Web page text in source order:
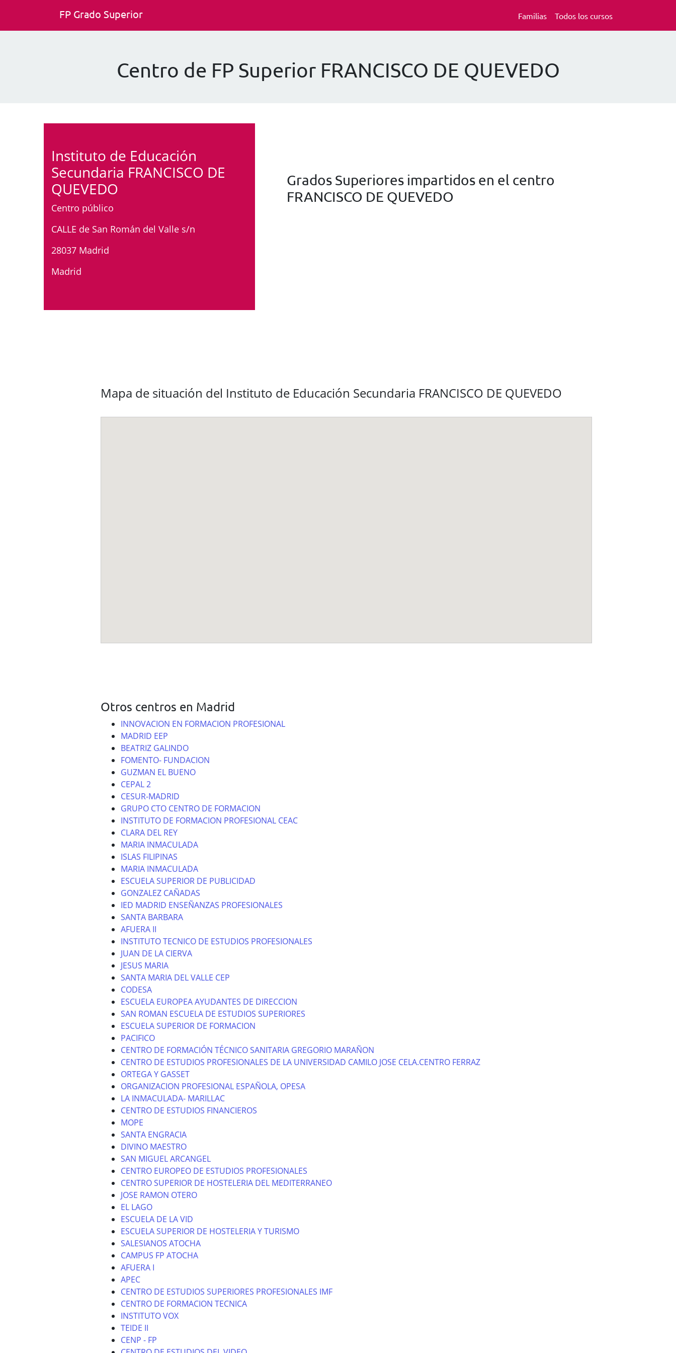
FP Grado Superior Familias Todos los cursos
Centro de FP Superior FRANCISCO DE QUEVEDO
Instituto de Educación
Secundaria FRANCISCO DE
QUEVEDO
Centro público
CALLE de San Román del Valle s/n
28037 Madrid
Madrid
Grados Superiores impartidos en el centro
FRANCISCO DE QUEVEDO
Mapa de situación del Instituto de Educación Secundaria FRANCISCO DE QUEVEDO
Otros centros en Madrid
INNOVACION EN FORMACION PROFESIONAL
MADRID EEP
BEATRIZ GALINDO
FOMENTO- FUNDACION
GUZMAN EL BUENO
CEPAL 2
CESUR-MADRID
GRUPO CTO CENTRO DE FORMACION
INSTITUTO DE FORMACION PROFESIONAL CEAC
CLARA DEL REY
MARIA INMACULADA
ISLAS FILIPINAS
MARIA INMACULADA
ESCUELA SUPERIOR DE PUBLICIDAD
GONZALEZ CAÑADAS
IED MADRID ENSEÑANZAS PROFESIONALES
SANTA BARBARA
AFUERA II
INSTITUTO TECNICO DE ESTUDIOS PROFESIONALES
JUAN DE LA CIERVA
JESUS MARIA
SANTA MARIA DEL VALLE CEP
CODESA
ESCUELA EUROPEA AYUDANTES DE DIRECCION
SAN ROMAN ESCUELA DE ESTUDIOS SUPERIORES
ESCUELA SUPERIOR DE FORMACION
PACIFICO
CENTRO DE FORMACIÓN TÉCNICO SANITARIA GREGORIO MARAÑON
CENTRO DE ESTUDIOS PROFESIONALES DE LA UNIVERSIDAD CAMILO JOSE CELA.CENTRO FERRAZ
ORTEGA Y GASSET
ORGANIZACION PROFESIONAL ESPAÑOLA, OPESA
LA INMACULADA- MARILLAC
CENTRO DE ESTUDIOS FINANCIEROS
MOPE
SANTA ENGRACIA
DIVINO MAESTRO
SAN MIGUEL ARCANGEL
CENTRO EUROPEO DE ESTUDIOS PROFESIONALES
CENTRO SUPERIOR DE HOSTELERIA DEL MEDITERRANEO
JOSE RAMON OTERO
EL LAGO
ESCUELA DE LA VID
ESCUELA SUPERIOR DE HOSTELERIA Y TURISMO
SALESIANOS ATOCHA
CAMPUS FP ATOCHA
AFUERA I
APEC
CENTRO DE ESTUDIOS SUPERIORES PROFESIONALES IMF
CENTRO DE FORMACION TECNICA
INSTITUTO VOX
TEIDE II
CENP - FP